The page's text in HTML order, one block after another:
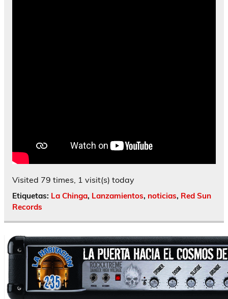
Visited 79 times, 1 visit(s) today
Etiquetas: La Chinga, Lanzamientos, noticias, Red Sun
Records